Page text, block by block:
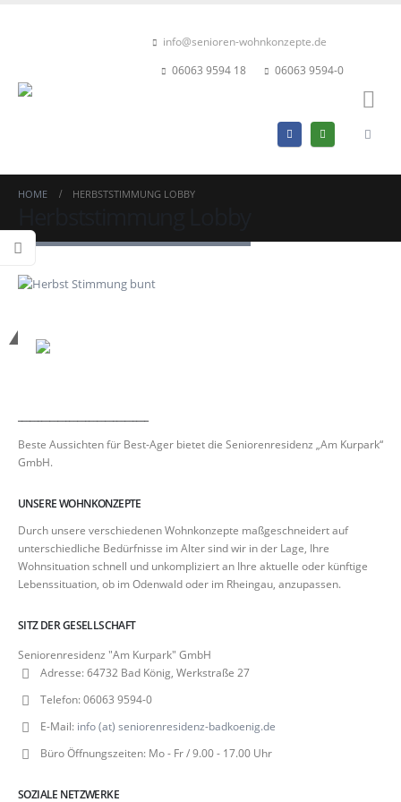
info@senioren-wohnkonzepte.de
06063 9594 18
06063 9594-0
HOME HERBSTSTIMMUNG LOBBY
Beste Aussichten für Best-Ager bietet die Seniorenresidenz „Am Kurpark“
GmbH.
UNSERE WOHNKONZEPTE
Durch unsere verschiedenen Wohnkonzepte maßgeschneidert auf
unterschiedliche Bedürfnisse im Alter sind wir in der Lage, Ihre
Wohnsituation schnell und unkompliziert an Ihre aktuelle oder künftige
Lebenssituation, ob im Odenwald oder im Rheingau, anzupassen.
SITZ DER GESELLSCHAFT
Seniorenresidenz "Am Kurpark" GmbH
Adresse:64732 Bad König, Werkstraße 27
Telefon:06063 9594-0
E-Mail: info (at) seniorenresidenz-badkoenig.de
Büro Öffnungszeiten: Mo - Fr / 9.00 - 17.00 Uhr
SOZIALE NETZWERKE